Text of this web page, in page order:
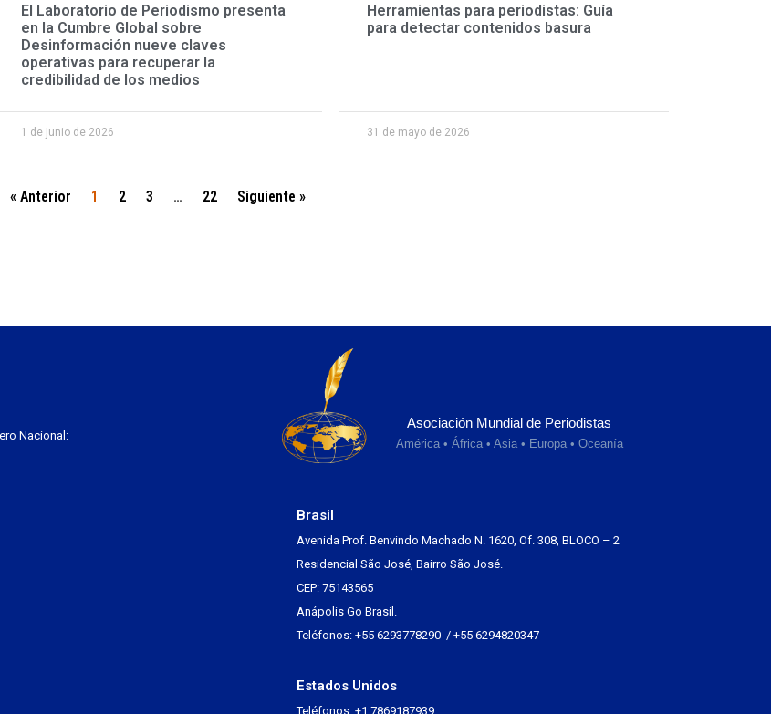
El Laboratorio de Periodismo presenta
en la Cumbre Global sobre
Desinformación nueve claves
operativas para recuperar la
credibilidad de los medios
1 de junio de 2026
Herramientas para periodistas: Guía
para detectar contenidos basura
31 de mayo de 2026
« Anterior 1 2 3 … 22 Siguiente »
Nacional:
Asociación Mundial de Periodistas
América • África • Asia • Europa • Oceanía
Brasil
Avenida Prof. Benvindo Machado N. 1620, Of. 308, BLOCO – 2
Residencial São José, Bairro São José.
CEP: 75143565
Anápolis Go Brasil.
Teléfonos: +55 6293778290 / +55 6294820347
Estados Unidos
Teléfonos: +1 7869187939